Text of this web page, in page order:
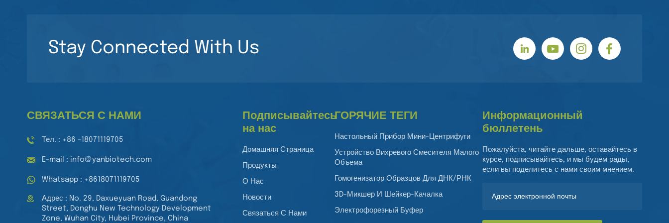
Stay Connected With Us
СВЯЗАТЬСЯ С НАМИ
Тел. : +86 -18071119705
E-mail : info@yanbiotech.com
Whatsapp : +8618071119705
Адрес : No. 29, Daxueyuan Road, Guandong
Street, Donghu New Technology Development
Zone, Wuhan City, Hubei Province, China
Подписывайтесь
на нас
Домашняя Страница
Продукты
О Нас
Новости
Связаться С Нами
ГОРЯЧИЕ ТЕГИ
Настольный Прибор Мини-Центрифуги
Устройство Вихревого Смесителя Малого
Объема
Гомогенизатор Образцов Для ДНК/РНК
3D-Микшер И Шейкер-Качалка
Электрофорезный Буфер
Информационный
бюллетень
Пожалуйста, читайте дальше, оставайтесь в
курсе, подписывайтесь, и мы будем рады,
если вы поделитесь с нами своим мнением.